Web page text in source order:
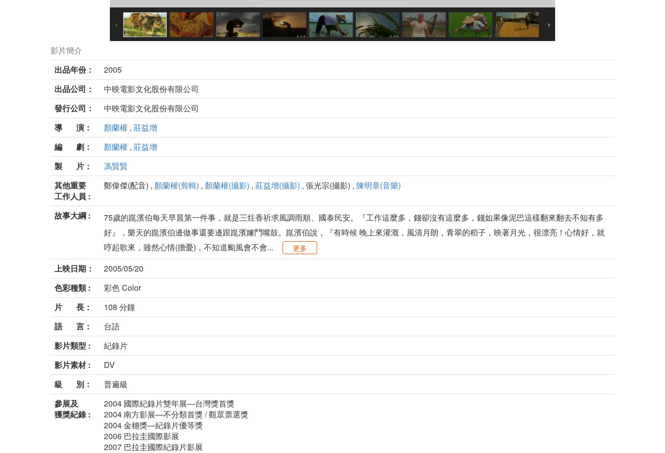
影片簡介
出品年份：
2005
出品公司：
中映電影文化股份有限公司
發行公司：
中映電影文化股份有限公司
導 演：
顏蘭權 , 莊益增
編 劇：
顏蘭權 , 莊益增
製 片：
馮賢賢
其他重要
工作人員 :
鄭偉傑(配音) , 顏蘭權(剪輯) , 顏蘭權(攝影) , 莊益增(攝影) , 張光宗(攝影) , 陳明章(音樂)
故事大綱 :
75歲的崑濱伯每天早晨第一件事，就是三炷香祈求風調雨順、國泰民安。『工作這麼多，錢卻沒有這麼多，錢如果像泥巴這樣翻來翻去不知有多
好』，樂天的崑濱伯邊做事還要邊跟崑濱嬸鬥嘴鼓。崑濱伯說，『有時候 晚上來灌溉，風清月朗，青翠的稻子，映著月光，很漂亮！心情好，就
哼起歌來，雖然心情(擔憂)，不知道颱風會不會...
更多
上映日期：
2005/05/20
色彩種類 :
彩色 Color
片 長：
108 分鐘
語 言：
台語
影片類型 :
紀錄片
影片素材 :
DV
級 別：
普遍級
參展及
獲獎紀錄 :
2004 國際紀錄片雙年展—台灣獎首獎
2004 南方影展—不分類首獎 / 觀眾票選獎
2004 金穗獎—紀錄片優等獎
2006 巴拉圭國際影展
2007 巴拉圭國際紀錄片影展